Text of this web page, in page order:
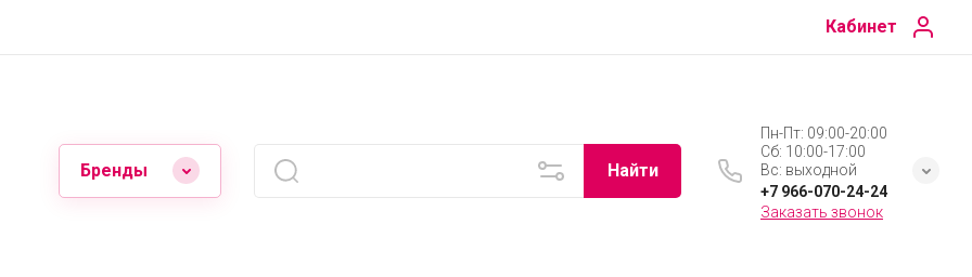
Кабинет
Бренды Найти
Пн-Пт: 09:00-20:00
Сб: 10:00-17:00
Вс: выходной
+7 966-070-24-24
Заказать звонок